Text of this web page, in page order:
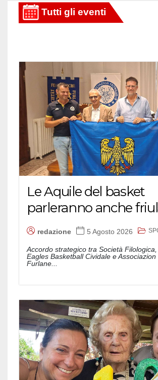
Le Aquile del basket
parleranno anche
redazione 5 Agosto 2026
Accordo strategico tra Società
Eagles Basketball Cividale e
Furlane...